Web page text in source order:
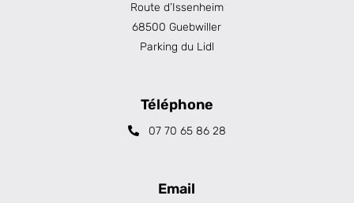
Route d’Issenheim
68500 Guebwiller
Parking du Lidl
Téléphone
07 70 65 86 28
Email